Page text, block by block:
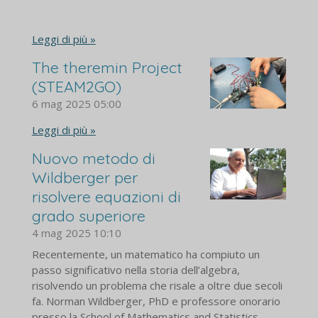
Leggi di più »
The theremin Project
(STEAM2GO)
6 mag 2025 05:00
Leggi di più »
Nuovo metodo di
Wildberger per
risolvere equazioni di
grado superiore
4 mag 2025 10:10
Recentemente, un matematico ha compiuto un
passo significativo nella storia dell’algebra,
risolvendo un problema che risale a oltre due secoli
fa. Norman Wildberger, PhD e professore onorario